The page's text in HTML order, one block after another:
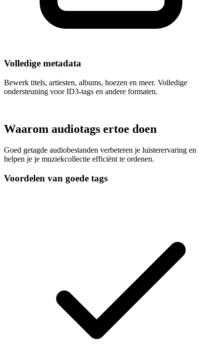
Volledige metadata
Bewerk titels, artiesten, albums, hoezen en meer. Volledige
ondersteuning voor ID3-tags en andere formaten.
Waarom audiotags ertoe doen
Goed getagde audiobestanden verbeteren je luisterervaring en
helpen je je muziekcollectie efficiënt te ordenen.
Voordelen van goede tags